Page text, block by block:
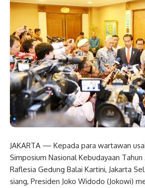
JAKARTA — Kepada para wartawan
Simposium Nasional Kebudayaan Tahun
Raflesia Gedung Balai Kartini, Jakarta
siang, Presiden Joko Widodo (Jokowi)